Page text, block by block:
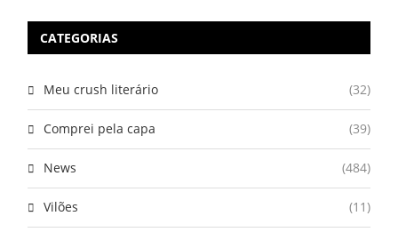
CATEGORIAS
Meu crush literário (32)
Comprei pela capa (39)
News (484)
Vilões (11)